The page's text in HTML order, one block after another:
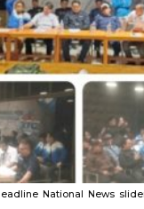
National News